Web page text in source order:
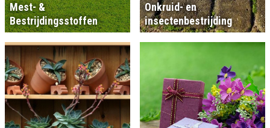
Mest- &
Bestrijdingsstoffen
Onkruid- en
insectenbestrijding